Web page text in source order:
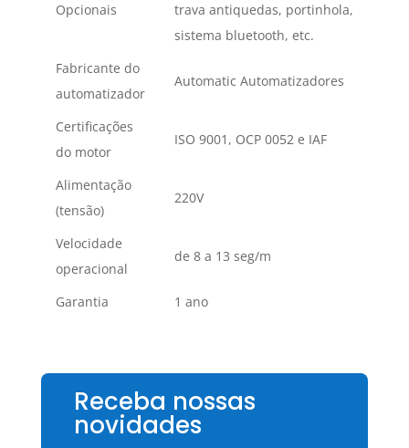
Opcionais
trava antiquedas, portinhola,
sistema bluetooth, etc.
Fabricante do
automatizador
Automatic Automatizadores
Certificações
do motor
ISO 9001, OCP 0052 e IAF
Alimentação
(tensão)
220V
Velocidade
operacional
de 8 a 13 seg/m
Garantia 1 ano
Receba nossas
novidades